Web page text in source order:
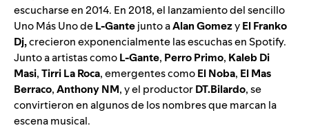
escucharse en 2014. En 2018, el lanzamiento del sencillo
Uno Más UnodeL-Gantejunto aAlan GomezyEl Franko
Dj,crecieron exponencialmente las escuchas en Spotify.
Junto a artistas comoL-Gante, Perro Primo, Kaleb Di
Masi,Tirri La Roca, emergentes comoEl Noba, El Mas
Berraco,Anthony NM, y el productorDT.Bilardo, se
convirtieron en algunos de los nombres que marcan la
escena musical.